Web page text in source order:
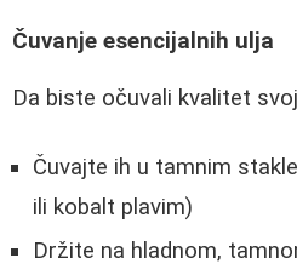
Čuvanje esencijalnih ulja
Da biste očuvali kvalitet
Čuvajte ih u tamnim
ili kobalt plavim)
Držite na hladnom,